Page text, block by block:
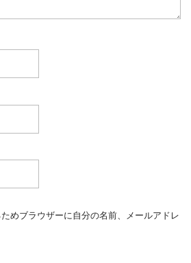
めブラウザーに自分の名前、メールアドレ